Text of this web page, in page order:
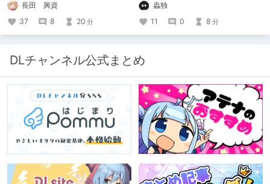
長田 興資
37
8 20 分
蟲独
11
0 8 分
DLチャンネル公式まとめ